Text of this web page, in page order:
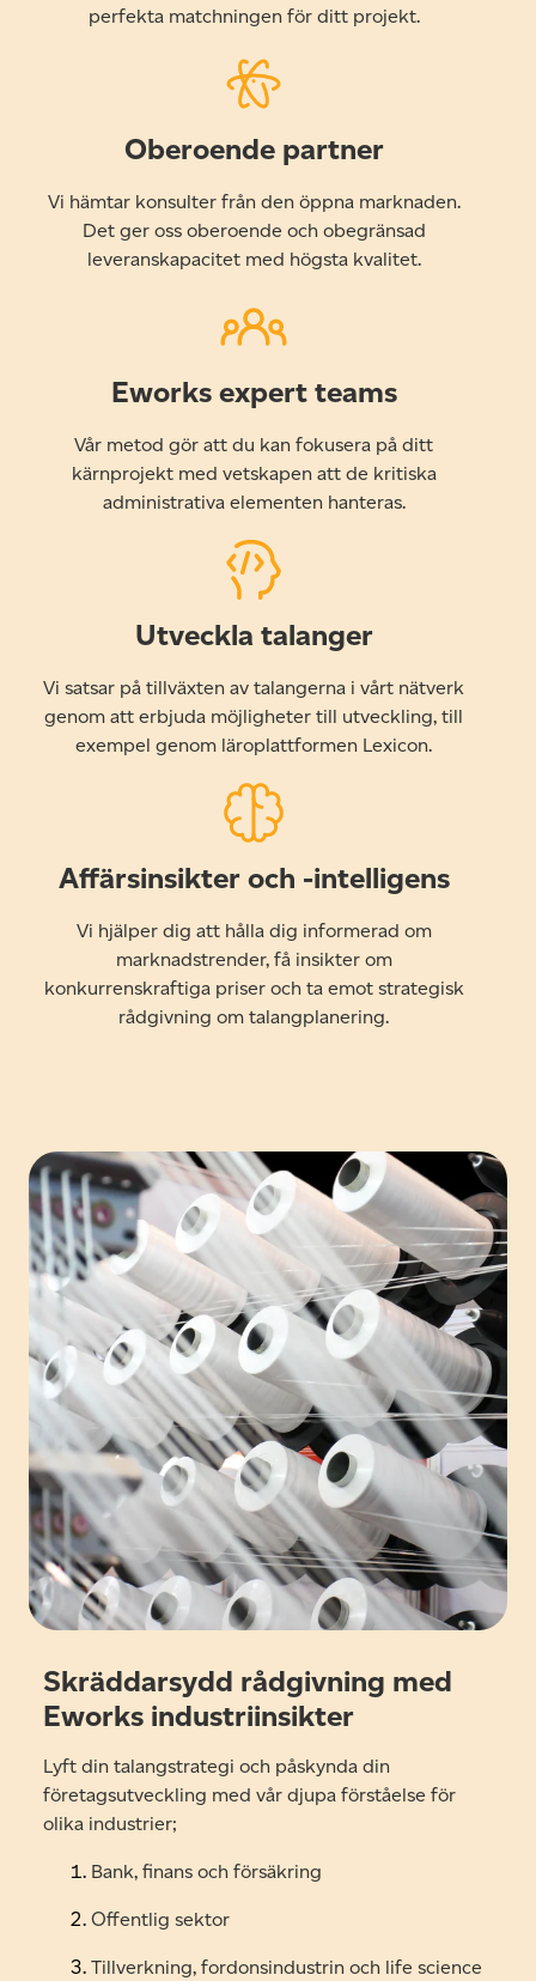
perfekta matchningen för ditt projekt.
Oberoende partner
Vi hämtar konsulter från den öppna marknaden.
Det ger oss oberoende och obegränsad
leveranskapacitet med högsta kvalitet.
Eworks expert teams
Vår metod gör att du kan fokusera på ditt
kärnprojekt med vetskapen att de kritiska
administrativa elementen hanteras.
Utveckla talanger
Vi satsar på tillväxten av talangerna i vårt nätverk
genom att erbjuda möjligheter till utveckling, till
exempel genom läroplattformen Lexicon.
Affärsinsikter och -intelligens
Vi hjälper dig att hålla dig informerad om
marknadstrender, få insikter om
konkurrenskraftiga priser och ta emot strategisk
rådgivning om talangplanering.
Skräddarsydd rådgivning med
Eworks industriinsikter
Lyft din talangstrategi och påskynda din
företagsutveckling med vår djupa förståelse för
olika industrier;
Bank, finans och försäkring
Offentlig sektor
Tillverkning, fordonsindustrin och life science